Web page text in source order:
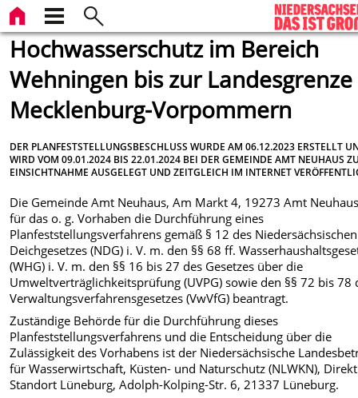
Hochwasserschutz im Bereich
Wehningen bis zur Landesgrenze
Mecklenburg-Vorpommern
DER PLANFESTSTELLUNGSBESCHLUSS WURDE AM 06.12.2023 ERSTELLT
WIRD VOM 09.01.2024 BIS 22.01.2024 BEI DER GEMEINDE AMT NEUHAUS
EINSICHTNAHME AUSGELEGT UND ZEITGLEICH IM INTERNET
Die Gemeinde Amt Neuhaus, Am Markt 4, 19273 Amt
für das o. g. Vorhaben die Durchführung eines
Planfeststellungsverfahrens gemäß § 12 des Niedersächsischen
Deichgesetzes (NDG) i. V. m. den §§ 68 ff.
(WHG) i. V. m. den §§ 16 bis 27 des Gesetzes über die
Umweltverträglichkeitsprüfung (UVPG) sowie den §§ 72 bis 78
Verwaltungsverfahrensgesetzes (VwVfG) beantragt.
Zuständige Behörde für die Durchführung dieses
Planfeststellungsverfahrens und die Entscheidung über die
Zulässigkeit des Vorhabens ist der Niedersächsische
für Wasserwirtschaft, Küsten- und Naturschutz (NLWKN),
Standort Lüneburg, Adolph-Kolping-Str. 6, 21337 Lüneburg.